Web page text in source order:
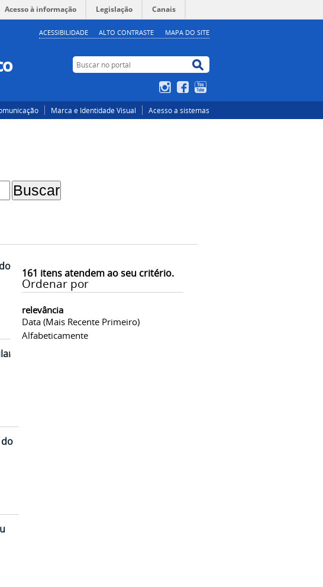
Acesso à informação Legislação Canais
ACESSIBILIDADE ALTO CONTRASTE MAPA DO SITE
Buscar no portal
Buscar no portal
InstagramFacebook
Marca e Identidade Visual Acesso a sistemas
161 itens atendem ao seu critério.
Ordenar por
relevância
Data (mais Recente Primeiro)
Alfabeticamente